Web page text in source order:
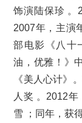
饰演陆保珍 。
2007年，主演
部电影《八十
油，优雅！》
《美人心计》
人奖 。2012年
雪 ；同年，获